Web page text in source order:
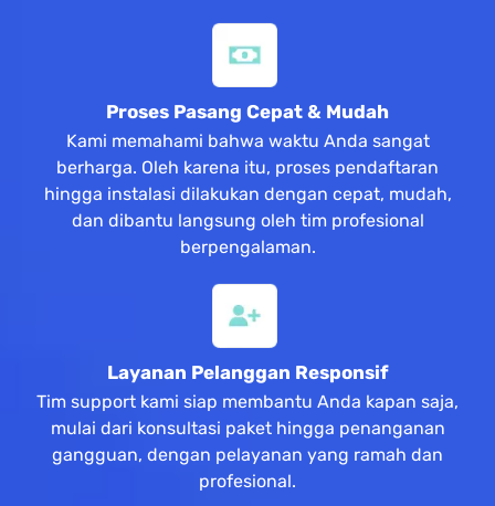
Proses Pasang Cepat & Mudah
Kami memahami bahwa waktu Anda sangat
berharga. Oleh karena itu, proses pendaftaran
hingga instalasi dilakukan dengan cepat, mudah,
dan dibantu langsung oleh tim profesional
berpengalaman.
Layanan Pelanggan Responsif
Tim support kami siap membantu Anda kapan saja,
mulai dari konsultasi paket hingga penanganan
gangguan, dengan pelayanan yang ramah dan
profesional.